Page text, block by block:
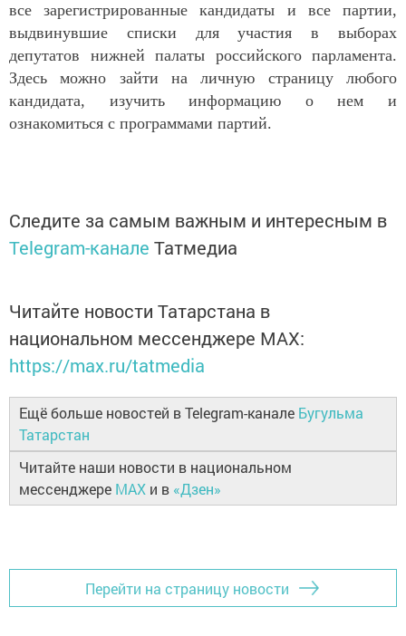
все зарегистрированные кандидаты и все партии,
выдвинувшие списки для участия в выборах
депутатов нижней палаты российского парламента.
Здесь можно зайти на личную страницу любого
кандидата, изучить информацию о нем и
ознакомиться с программами партий.
Следите за самым важным и интересным в
Telegram-канале Татмедиа
Читайте новости Татарстана в
национальном мессенджере MАХ:
https://max.ru/tatmedia
Ещё больше новостей в Telegram-канале Бугульма
Татарстан
Читайте наши новости в национальном
мессенджере MAX и в «Дзен»
Перейти на страницу новости